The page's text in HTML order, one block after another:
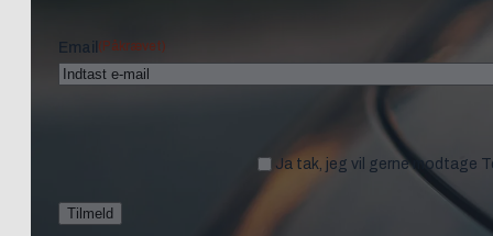
Email (Påkrævet)
Ja tak, jeg vil gerne modtage